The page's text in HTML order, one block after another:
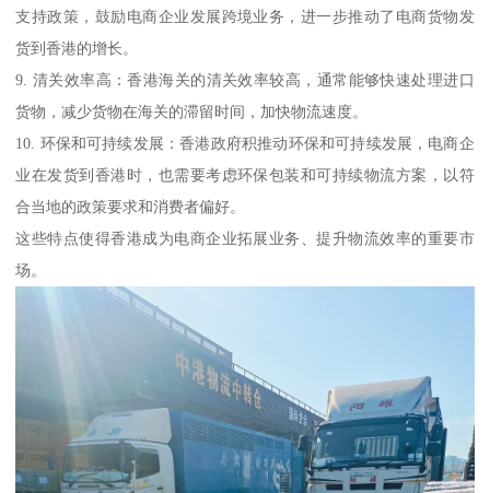
支持政策，鼓励电商企业发展跨境业务，进一步推动了电商货物发
货到香港的增长。
9. 清关效率高：香港海关的清关效率较高，通常能够快速处理进口
货物，减少货物在海关的滞留时间，加快物流速度。
10. 环保和可持续发展：香港政府积推动环保和可持续发展，电商企
业在发货到香港时，也需要考虑环保包装和可持续物流方案，以符
合当地的政策要求和消费者偏好。
这些特点使得香港成为电商企业拓展业务、提升物流效率的重要市
场。